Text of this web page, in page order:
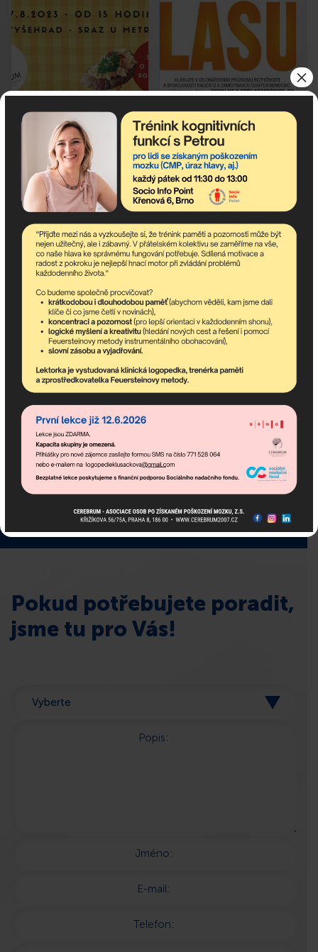
Srpnový piknik na
Vyšehradě 17.8.2023
Celý článek
Hlasujte o nejlepší
nemocnici 2023
Celý článek
Previous 1 2 31 32 33 34
35
Odebírejte newsletter!
Pokud potřebujete poradit,
jsme tu pro Vás!
Popis:
Jméno:
E-mail:
Telefon:
×